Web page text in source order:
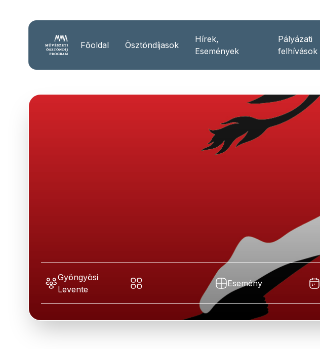
Főoldal Ösztöndíjasok
Hírek,
Események
Pályázati
felhívások
Gyöngyösi
Levente
Esemény